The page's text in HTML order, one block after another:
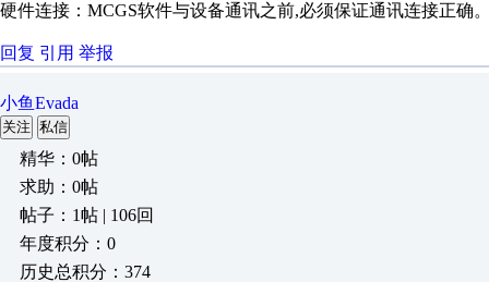
硬件连接：MCGS软件与设备通讯之前,必须保证通讯连接正确
回复 引用 举报
小鱼Evada
关注 私信
精华：0帖
求助：0帖
帖子：1帖 | 106回
年度积分：0
历史总积分：374